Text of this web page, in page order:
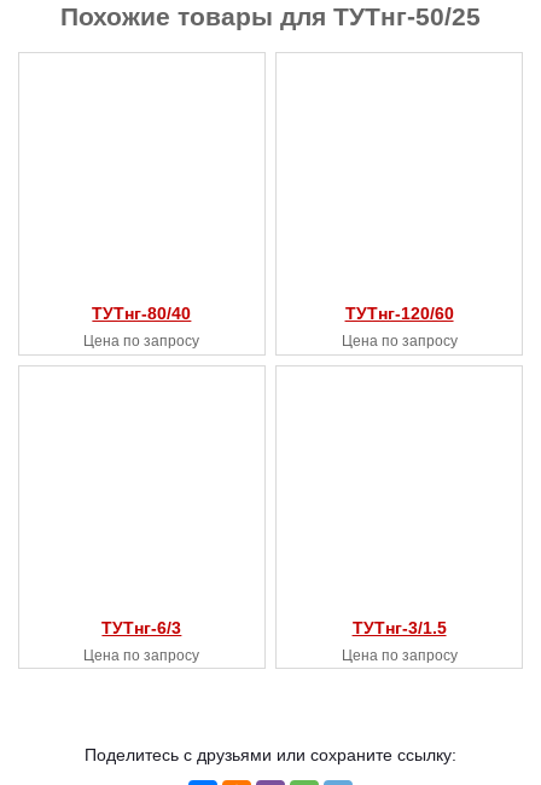
Похожие товары для ТУТнг-50/25
ТУТнг-80/40
Цена по запросу
ТУТнг-120/60
Цена по запросу
ТУТнг-6/3
Цена по запросу
ТУТнг-3/1.5
Цена по запросу
Поделитесь с друзьями или сохраните ссылку: